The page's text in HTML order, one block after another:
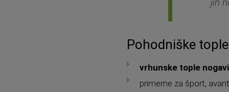
Pohodniške
vrhunske tople
primerne za šport,